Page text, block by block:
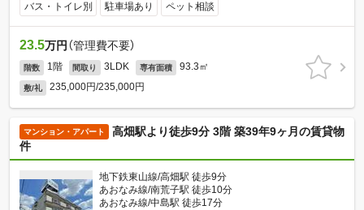
バス・トイレ別 駐車場あり ペット相談
23.5万円 （管理費不要）
階数 1階 間取り 3LDK 専有面積 93.3㎡
敷/礼 235,000円/235,000円
マンション・アパート
高畑駅より徒歩9分 3階 築39年9ヶ月の賃貸物
件
地下鉄東山線/高畑駅 徒歩9分
あおなみ線/南荒子駅 徒歩10分
あおなみ線/中島駅 徒歩17分